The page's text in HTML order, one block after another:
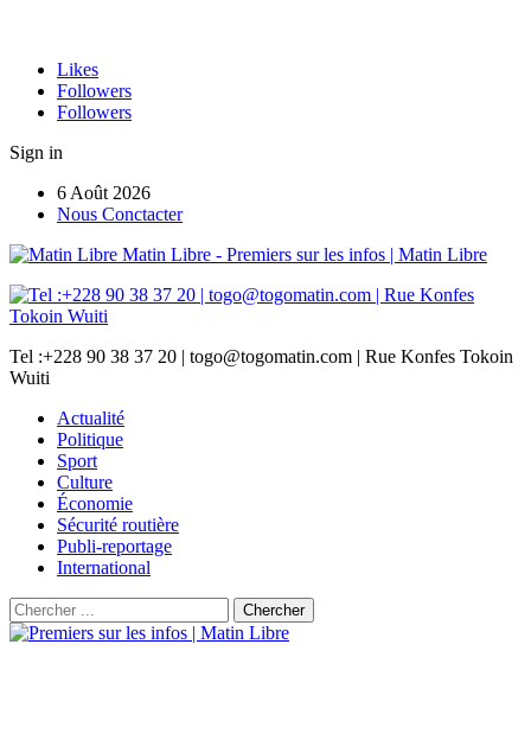
Likes
Followers
Followers
Sign in
6 Août 2026
Nous Conctacter
Matin Libre - Premiers sur les infos | Matin Libre
Tel :+228 90 38 37 20 | togo@togomatin.com | Rue Konfes Tokoin
Wuiti
Actualité
Politique
Sport
Culture
Économie
Sécurité routière
Publi-reportage
International